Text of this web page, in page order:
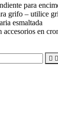
para
grifo – utilice
esmaltada
accesorios en
 